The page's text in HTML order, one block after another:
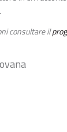
consultare il